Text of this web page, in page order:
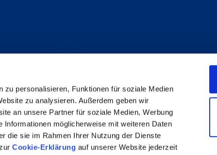
zu personalisieren, Funktionen für soziale Medien
zu analysieren. Außerdem geben wir
an unsere Partner für soziale Medien, Werbung
möglicherweise mit weiteren Daten
die sie im Rahmen Ihrer Nutzung der Dienste
zurCookie-Erklärung auf unserer Website jederzeit
Norwegen/Schweden
|Cookie-Hinweis|Haftungsausschluss|Bedenken äußern